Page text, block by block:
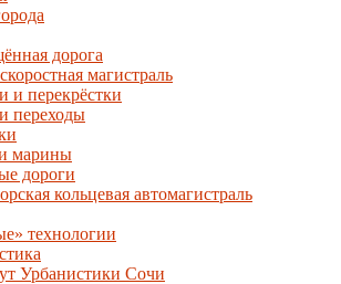
дорога
магистраль
и перекрёстки
переходы
марины
дороги
кольцевая автомагистраль
технологии
Урбанистики Сочи